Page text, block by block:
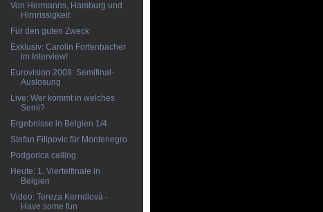
Von Hermanns, Hamburg und
Hirnrissigkeit
Für den guten Zweck
Exklusiv: Carolin Fortenbacher
im Interview!
Eurovision 2008: Semifinal-
Auslosung
Live: Wer kommt in welches
Semi?
Ergebnisse in Belgien 1/4
Stefan Filipovic für Montenegro
Podgorica calling
Heute: 1. Viertelfinale in
Belgien
Video: Tereza Kerndlová -
Have some fun